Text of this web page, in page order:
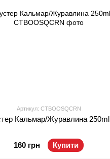
Артикул: CTBOOSQCRN
Кальмар/Журавлина 250ml
160 грн Купити